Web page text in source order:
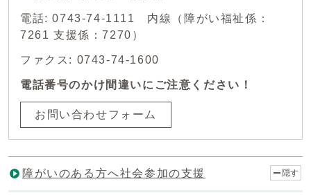
電話: 0743-74-1111 内線（障がい福祉係：
7261 支援係：7270）
ファクス: 0743-74-1600
電話番号のかけ間違いにご注意ください！
お問い合わせフォーム
障がいのある方へ社会参加の支援 隠す